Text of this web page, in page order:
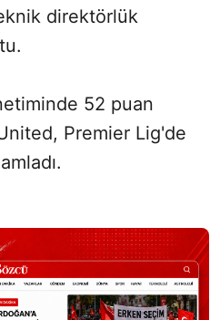
direktörlük
52 puan
Premier Lig'de